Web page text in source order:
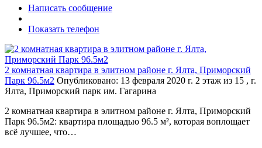
Написать сообщение
Показать телефон
2 комнатная квартира в элитном районе г. Ялта, Приморский
Парк 96.5м2 Опубликовано: 13 февраля 2020 г. 2 этаж из 15 , г.
Ялта, Приморский парк им. Гагарина
2 комнатная квартира в элитном районе г. Ялта, Приморский
Парк 96.5м2: квартира площадью 96.5 м², которая воплощает
всё лучшее, что…